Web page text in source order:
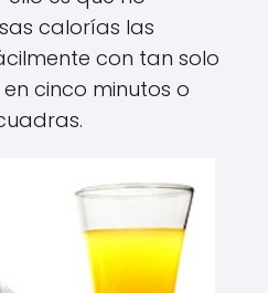
calorías las
con tan solo
cinco minutos o